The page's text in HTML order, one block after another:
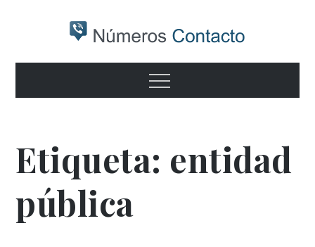
Numeros
contacto
Otro sitio realizado con WordPress
Menu
Etiqueta: entidad
pública